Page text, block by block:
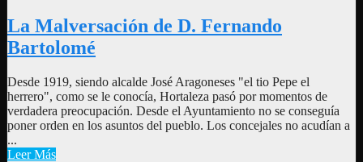
La Malversación de D. Fernando
Bartolomé
Desde 1919, siendo alcalde José Aragoneses "el tio Pepe el
herrero", como se le conocía, Hortaleza pasó por momentos de
verdadera preocupación. Desde el Ayuntamiento no se conseguía
poner orden en los asuntos del pueblo. Los concejales no acudían a
...
Leer Más